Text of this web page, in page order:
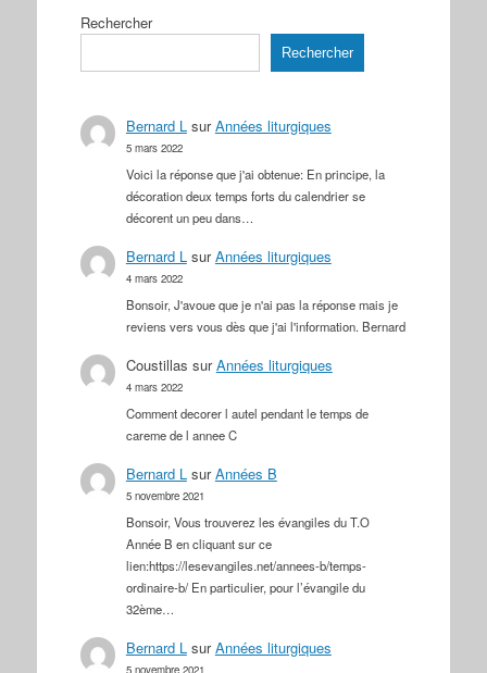
Rechercher
Rechercher
Bernard LsurAnnées liturgiques
5 mars 2022
Voici la réponse que j'ai obtenue: En principe, la
décoration deux temps forts du calendrier se
décorent un peu dans…
Bernard LsurAnnées liturgiques
4 mars 2022
Bonsoir, J'avoue que je n'ai pas la réponse mais je
reviens vers vous dès que j'ai l'information. Bernard
Coustillas surAnnées liturgiques
4 mars 2022
Comment decorer l autel pendant le temps de
careme de l annee C
Bernard LsurAnnées B
5 novembre 2021
Bonsoir, Vous trouverez les évangiles du T.O
Année B en cliquant sur ce
lien:https://lesevangiles.net/annees-b/temps-
ordinaire-b/ En particulier, pour l’évangile du
32ème…
Bernard LsurAnnées liturgiques
5 novembre 2021